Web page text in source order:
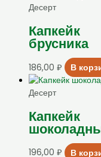
Десерт
Капкейк
брусника
186,00 ₽ В
Десерт
Капкейк
196,00 ₽ В